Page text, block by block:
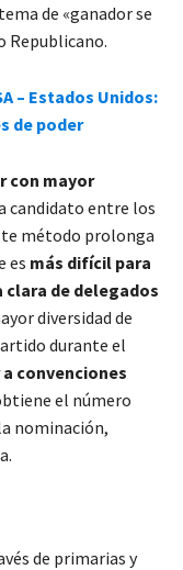
de «ganador se
Republicano.
– Estados Unidos:
de poder
con mayor
candidato entre los
método prolonga
es más difícil para
clara de delegados
diversidad de
durante el
convenciones
el número
nominación,
de primarias y